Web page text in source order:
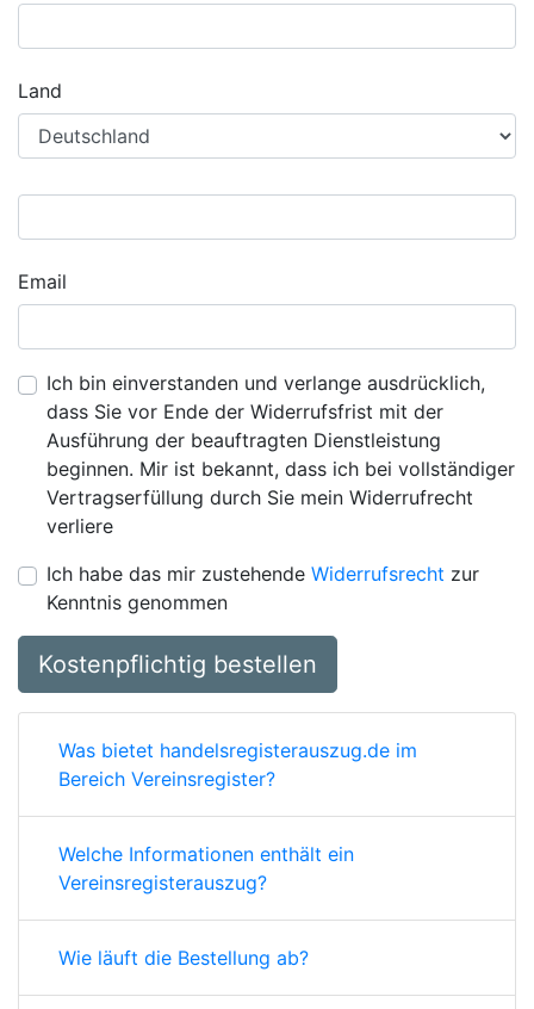
Land
Email
Ich bin einverstanden und verlange ausdrücklich,
dass Sie vor Ende der Widerrufsfrist mit der
Ausführung der beauftragten Dienstleistung
beginnen. Mir ist bekannt, dass ich bei vollständiger
Vertragserfüllung durch Sie mein Widerrufrecht
verliere
Ich habe das mir zustehende Widerrufsrecht zur
Kenntnis genommen
Kostenpflichtig bestellen
Was bietet handelsregisterauszug.de im
Bereich Vereinsregister?
Welche Informationen enthält ein
Vereinsregisterauszug?
Wie läuft die Bestellung ab?